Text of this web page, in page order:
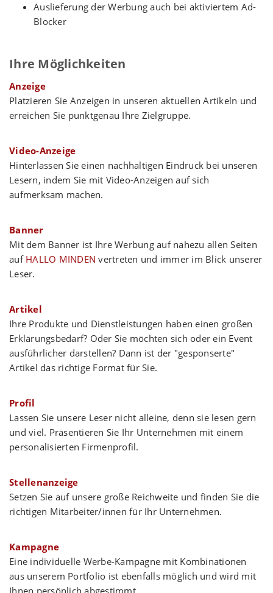
Auslieferung der Werbung auch bei aktiviertem Ad-
Blocker
Ihre Möglichkeiten
Anzeige
Platzieren Sie Anzeigen in unseren aktuellen Artikeln und
erreichen Sie punktgenau Ihre Zielgruppe.
Video-Anzeige
Hinterlassen Sie einen nachhaltigen Eindruck bei unseren
Lesern, indem Sie mit Video-Anzeigen auf sich
aufmerksam machen.
Banner
Mit dem Banner ist Ihre Werbung auf nahezu allen Seiten
auf HALLO MINDEN vertreten und immer im Blick unserer
Leser.
Artikel
Ihre Produkte und Dienstleistungen haben einen großen
Erklärungsbedarf? Oder Sie möchten sich oder ein Event
ausführlicher darstellen? Dann ist der "gesponserte"
Artikel das richtige Format für Sie.
Profil
Lassen Sie unsere Leser nicht alleine, denn sie lesen gern
und viel. Präsentieren Sie Ihr Unternehmen mit einem
personalisierten Firmenprofil.
Stellenanzeige
Setzen Sie auf unsere große Reichweite und finden Sie die
richtigen Mitarbeiter/innen für Ihr Unternehmen.
Kampagne
Eine individuelle Werbe-Kampagne mit Kombinationen
aus unserem Portfolio ist ebenfalls möglich und wird mit
Ihnen persönlich abgestimmt.